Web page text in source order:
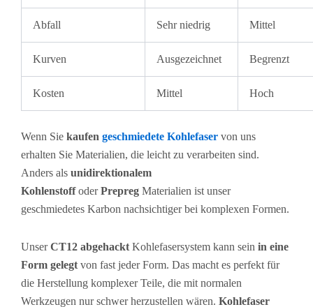
Abfall Sehr niedrig Mittel
Kurven Ausgezeichnet Begrenzt
Kosten Mittel Hoch
Wenn Sie kaufen geschmiedete Kohlefaser von uns
erhalten Sie Materialien, die leicht zu verarbeiten sind.
Anders als unidirektionalem
KohlenstoffoderPrepreg Materialien ist unser
geschmiedetes Karbon nachsichtiger bei komplexen Formen.
UnserCT12 abgehackt Kohlefasersystem kann sein in eine
Form gelegt von fast jeder Form. Das macht es perfekt für
die Herstellung komplexer Teile, die mit normalen
Werkzeugen nur schwer herzustellen wären. Kohlefaser